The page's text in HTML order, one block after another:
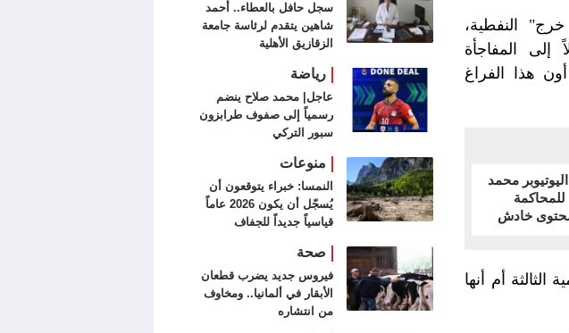
النفطية،
إلى المفاجأة
هذا الفراغ
محمد
خادش
أم أنها
سجل حافل بالعطاء.. أحمد
شاهين يتقدم لرئاسة جامعة
الزقازيق الأهلية
رياضة
عاجل| محمد صلاح ينضم
رسمياً إلى صفوف طرابزون
سبور التركي
منوعات
النمسا: خبراء يتوقعون أن
يُسجّل أن يكون 2026 عاماً
قياسياً جديداً للجفاف
صحة
فيروس جديد يضرب قطعان
الأبقار في ألمانيا.. ومخاوف
من انتشاره